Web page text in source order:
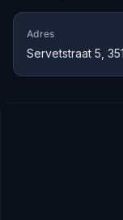
Adres
Servetstraat 5,